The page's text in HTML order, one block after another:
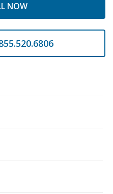
NOW